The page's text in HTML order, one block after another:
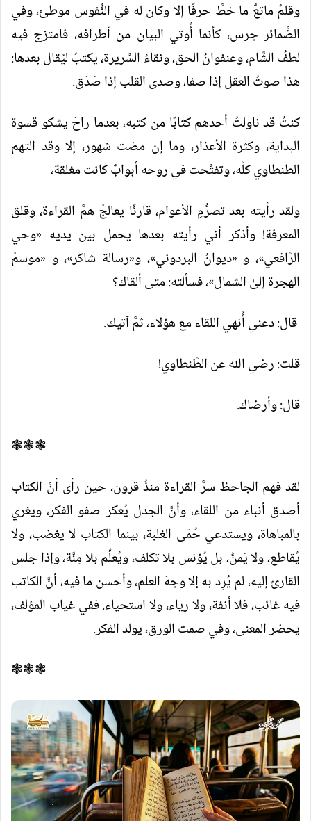
وقلمٌ ماتعٌ ما خطَّ حرفًا إلا وكان له في النُّفوس موطئ، وفي
الضَّمائر جرس، كأنما أُوتي البيان من أطرافه، فامتزج فيه
لطفُ الشَّام، وعنفوانُ الحق، ونقاءُ السَّريرة، يكتبُ ليُقال بعدها:
هذا صوتُ العقل إذا صفا، وصدى القلب إذا صَدَق.
كنتُ قد ناولتُ أحدهم كتابًا من كتبه، بعدما راحَ يشكو قسوة
البداية، وكثرة الأعذار، وما إن مضت شهور، إلا وقد التهم
الطنطاوي كلَّه، وتفتَّحت في روحه أبوابٌ كانت مغلقة،
ولقد رأيته بعد تصرُّمِ الأعوام، قارئًا يعالجُ همَّ القراءة، وقلق
المعرفة! وأذكر أني رأيته بعدها يحمل بين يديه «وحي
الرَّافعي»، و «ديوانُ البردوني»، و«رسالة شاكر»، و «موسمُ
الهجرة إلىٰ الشمال»، فسألته: متى ألقاك؟
قال: دعني أُنهي اللقاء مع هؤلاء، ثمَّ آتيك.
قلت: رضي الله عن الطَّنطاوي!
قال: وأرضاك.
❃❃❃
لقد فهم الجاحظ سرَّ القراءة منذُ قرون، حين رأى أنَّ الكتاب
أصدق أنباء من اللقاء، وأنَّ الجدل يُعكر صفو الفكر، ويغري
بالمباهاة، ويستدعي حُمّى الغلبة، بينما الكتاب لا يغضب، ولا
يُقاطع، ولا يَمنُّ، بل يُؤنس بلا تكلف، ويُعلِّم بلا مِنَّة، وإذا جلس
القارئ إليه، لم يُرِد به إلا وجهَ العلم، وأحسن ما فيه، أنَّ الكاتب
فيه غائب، فلا أنفة، ولا رياء، ولا استحياء. ففي غياب المؤلف،
يحضر المعنى، وفي صمت الورق، يولد الفكر.
❃❃❃